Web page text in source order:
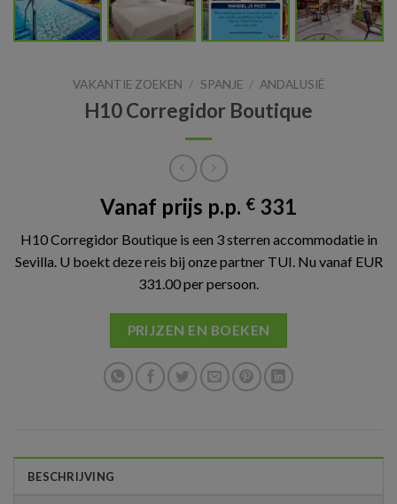
VAKANTIE ZOEKEN / SPANJE / ANDALUSIË
H10 Corregidor Boutique
Vanaf prijs p.p. € 331
H10 Corregidor Boutique is een 3 sterren accommodatie in
Sevilla. U boekt deze reis bij onze partner TUI. Nu vanaf EUR
331.00 per persoon.
PRIJZEN EN BOEKEN
BESCHRIJVING